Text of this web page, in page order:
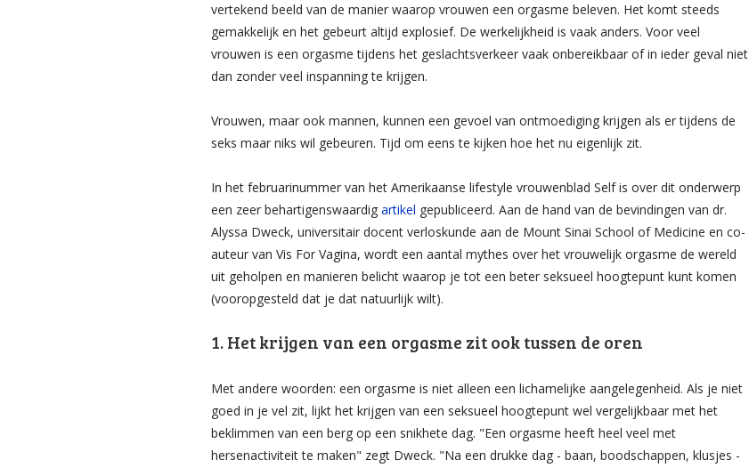
vertekend beeld van de manier waarop vrouwen een orgasme beleven. Het komt steeds
gemakkelijk en het gebeurt altijd explosief. De werkelijkheid is vaak anders. Voor veel
vrouwen is een orgasme tijdens het geslachtsverkeer vaak onbereikbaar of in ieder geval niet
dan zonder veel inspanning te krijgen.
Vrouwen, maar ook mannen, kunnen een gevoel van ontmoediging krijgen als er tijdens de
seks maar niks wil gebeuren. Tijd om eens te kijken hoe het nu eigenlijk zit.
In het februarinummer van het Amerikaanse lifestyle vrouwenblad Self is over dit onderwerp
een zeer behartigenswaardig artikel gepubliceerd. Aan de hand van de bevindingen van dr.
Alyssa Dweck, universitair docent verloskunde aan de Mount Sinai School of Medicine en co-
auteur van Vis For Vagina, wordt een aantal mythes over het vrouwelijk orgasme de wereld
uit geholpen en manieren belicht waarop je tot een beter seksueel hoogtepunt kunt komen
(vooropgesteld dat je dat natuurlijk wilt).
1. Het krijgen van een orgasme zit ook tussen de oren
Met andere woorden: een orgasme is niet alleen een lichamelijke aangelegenheid. Als je niet
goed in je vel zit, lijkt het krijgen van een seksueel hoogtepunt wel vergelijkbaar met het
beklimmen van een berg op een snikhete dag. "Een orgasme heeft heel veel met
hersenactiviteit te maken" zegt Dweck. "Na een drukke dag - baan, boodschappen, klusjes -